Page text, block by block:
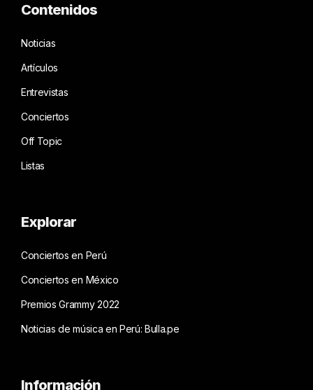
Contenidos
Noticias
Artículos
Entrevistas
Conciertos
Off Topic
Listas
Explorar
Conciertos en Perú
Conciertos en México
Premios Grammy 2022
Noticias de música en Perú: Bulla.pe
Información